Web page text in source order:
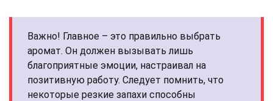
Важно! Главное – это правильно выбрать
аромат. Он должен вызывать лишь
благоприятные эмоции, настраивал на
позитивную работу. Следует помнить, что
некоторые резкие запахи способны